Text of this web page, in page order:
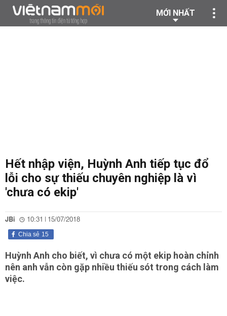
MỚI NHẤT
Hết nhập viện, Huỳnh Anh tiếp tục đổ
lỗi cho sự thiếu chuyên nghiệp là vì
'chưa có ekip'
JBi 10:31 | 15/07/2018
15
Chia sẻ
Huỳnh Anh cho biết, vì chưa có một ekip hoàn chỉnh
nên anh vẫn còn gặp nhiều thiếu sót trong cách làm
việc.